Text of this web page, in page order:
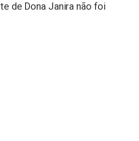
de Dona Janira não foi